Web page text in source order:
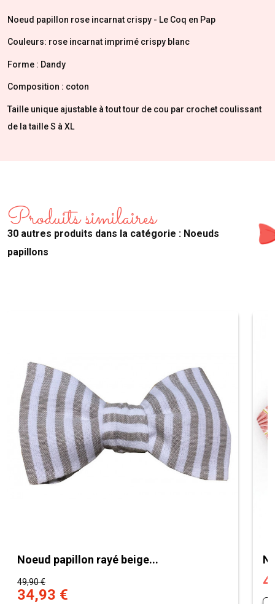
Noeud papillon rose incarnat crispy - Le Coq en Pap
Couleurs: rose incarnat imprimé crispy blanc
Forme : Dandy
Composition : coton
Taille unique ajustable à tout tour de cou par crochet coulissant
de la taille S à XL
Produits similaires
30 autres produits dans la catégorie : Noeuds
papillons
Noeud papillon rayé beige...
49,90 €
34,93 €